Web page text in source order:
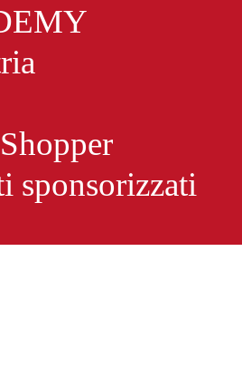
sponsorizzati